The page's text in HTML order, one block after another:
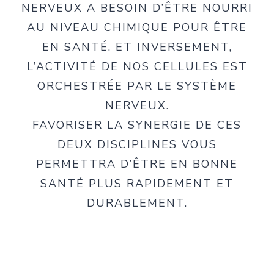
NERVEUX A BESOIN D’ÊTRE NOURRI
AU NIVEAU CHIMIQUE POUR ÊTRE
EN SANTÉ. ET INVERSEMENT,
L’ACTIVITÉ DE NOS CELLULES EST
ORCHESTRÉE PAR LE SYSTÈME
NERVEUX.
FAVORISER LA SYNERGIE DE CES
DEUX DISCIPLINES VOUS
PERMETTRA D’ÊTRE EN BONNE
SANTÉ PLUS RAPIDEMENT ET
DURABLEMENT.